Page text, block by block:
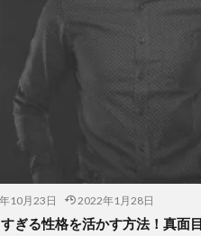
10月23日 2022年1月28日
ぎる性格を活かす方法！真面目